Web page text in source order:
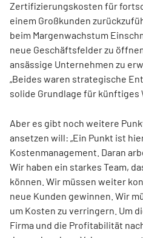
Zertifizierungskosten für
einem Großkunden
beim Margenwachstum
neue Geschäftsfelder zu
ansässige Unternehmen zu
„Beides waren strategische
solide Grundlage für künftiges
Aber es gibt noch weitere
ansetzen will: „Ein Punkt ist
Kostenmanagement. Daran
Wir haben ein starkes Team,
können. Wir müssen weiter
neue Kunden gewinnen. Wir
um Kosten zu verringern. Um
Firma und die Profitabilität